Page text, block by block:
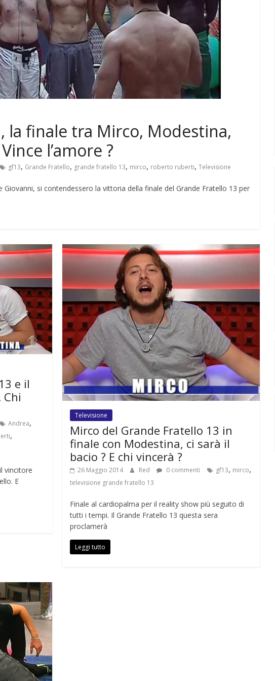
la finale tra Mirco, Modestina,
l’amore ?
gf13, Grande Fratello, grande fratello 13, mirco, roberto ruberti, Televisione
si contendessero la vittoria della finale del Grande Fratello 13 per
e il
Andrea,
,
vincitore
E
Televisione
Mirco del Grande Fratello 13 in
finale con Modestina, ci sarà il
bacio ? E chi vincerà ?
26 Maggio 2014 Red 0 commenti gf13, mirco,
televisione grande fratello 13
Finale al cardiopalma per il reality show più seguito di
tutti i tempi. Il Grande Fratello 13 questa sera
proclamerà
Leggi tutto